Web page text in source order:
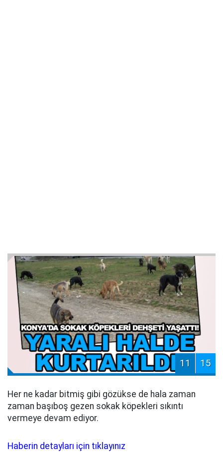
11 15
Her ne kadar bitmiş gibi gözükse de hala zaman
zaman başıboş gezen sokak köpekleri sıkıntı
vermeye devam ediyor.
Haberin detayları için tıklayınız